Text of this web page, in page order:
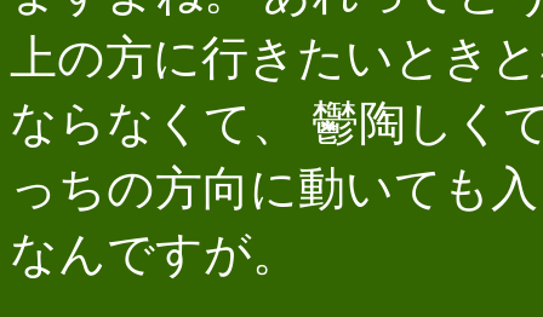
上の方に行きたいとき
ならなくて、 鬱陶しく
っちの方向に動いても
なんですが。